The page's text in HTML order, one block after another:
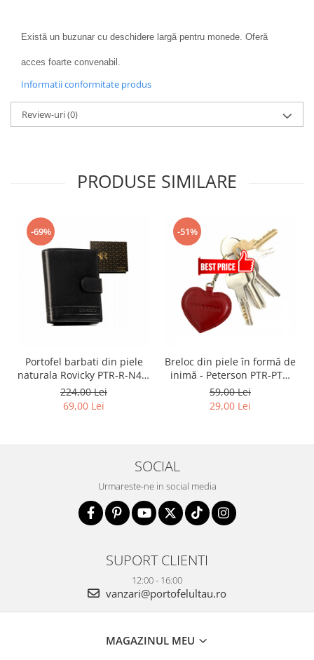
Există un buzunar cu deschidere largă pentru monede. Oferă
acces foarte convenabil.
Informatii conformitate produs
Review-uri(0)
PRODUSE SIMILARE
-69%
Portofel barbati din piele
naturala Rovicky PTR-R-N4L-
GAT-8922 B+B
224,00 Lei
69,00 Lei
-51%
Breloc din piele în formă de
inimă - Peterson PTR-PTN
BRELOK SERD
59,00 Lei
29,00 Lei
SOCIAL
Urmareste-ne in social media
SUPORT CLIENTI
12:00 - 16:00
vanzari@portofelultau.ro
MAGAZINUL MEU